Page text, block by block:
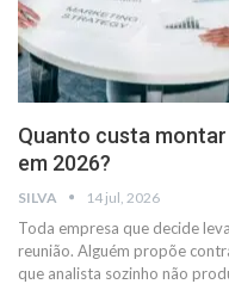
Quanto custa
em 2026?
SILVA 14 jul, 2026
Toda empresa que decide
reunião. Alguém propõe
que analista sozinho não